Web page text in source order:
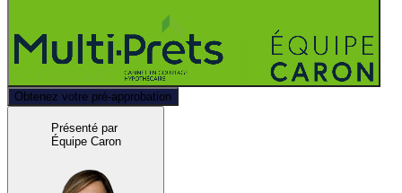
Obtenez votre pré-approbation
Présenté par
Équipe Caron